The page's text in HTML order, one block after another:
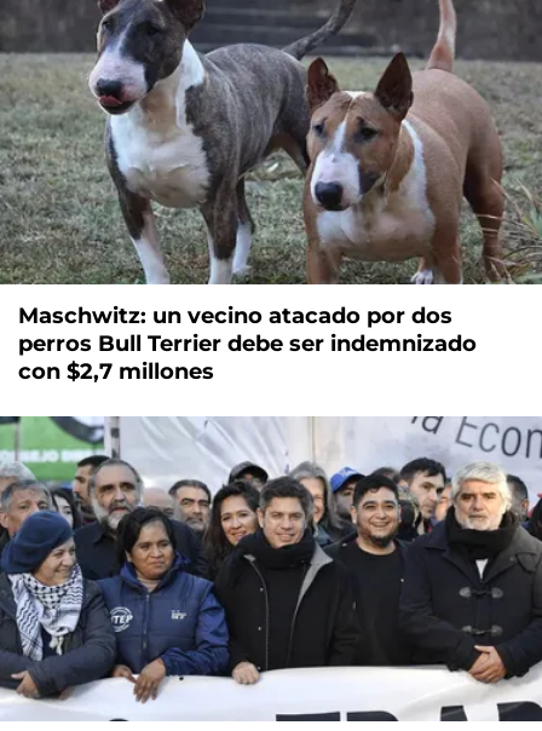
Maschwitz: un vecino atacado por dos
perros Bull Terrier debe ser indemnizado
con $2,7 millones